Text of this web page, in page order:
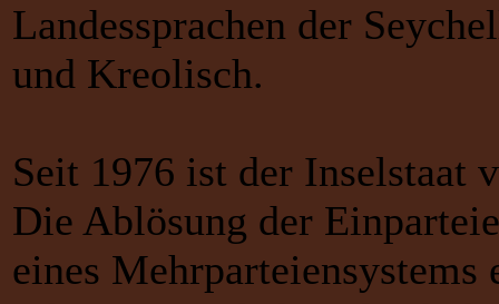
Landessprachen der
und Kreolisch.
Seit 1976 ist der Inselstaat
Die Ablösung der
eines